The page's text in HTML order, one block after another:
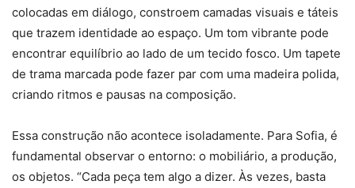
colocadas em diálogo, constroem camadas visuais e táteis
que trazem identidade ao espaço. Um tom vibrante pode
encontrar equilíbrio ao lado de um tecido fosco. Um tapete
de trama marcada pode fazer par com uma madeira polida,
criando ritmos e pausas na composição.
Essa construção não acontece isoladamente. Para Sofia, é
fundamental observar o entorno: o mobiliário, a produção,
os objetos. “Cada peça tem algo a dizer. Às vezes, basta